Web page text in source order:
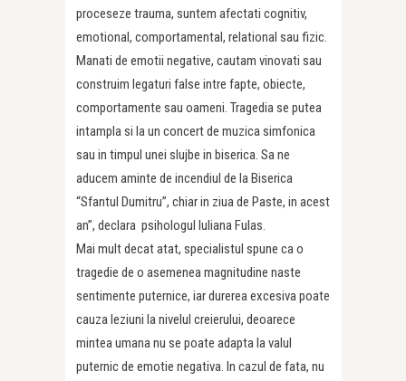
proceseze trauma, suntem afectati cognitiv,
emotional, comportamental, relational sau fizic.
Manati de emotii negative, cautam vinovati sau
construim legaturi false intre fapte, obiecte,
comportamente sau oameni. Tragedia se putea
intampla si la un concert de muzica simfonica
sau in timpul unei slujbe in biserica. Sa ne
aducem aminte de incendiul de la Biserica
“Sfantul Dumitru”, chiar in ziua de Paste, in acest
an”, declara psihologul Iuliana Fulas.
Mai mult decat atat, specialistul spune ca o
tragedie de o asemenea magnitudine naste
sentimente puternice, iar durerea excesiva poate
cauza leziuni la nivelul creierului, deoarece
mintea umana nu se poate adapta la valul
puternic de emotie negativa. In cazul de fata, nu